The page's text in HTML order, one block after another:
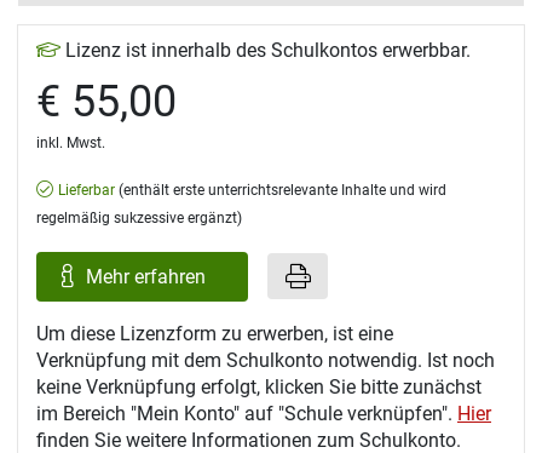
Lizenz ist innerhalb des Schulkontos erwerbbar.
€ 55,00
inkl. Mwst.
Lieferbar (enthält erste unterrichtsrelevante Inhalte und wird
regelmäßig sukzessive ergänzt)
Mehr erfahren
Um diese Lizenzform zu erwerben, ist eine
Verknüpfung mit dem Schulkonto notwendig. Ist noch
keine Verknüpfung erfolgt, klicken Sie bitte zunächst
im Bereich "Mein Konto" auf "Schule verknüpfen". Hier
finden Sie weitere Informationen zum Schulkonto.